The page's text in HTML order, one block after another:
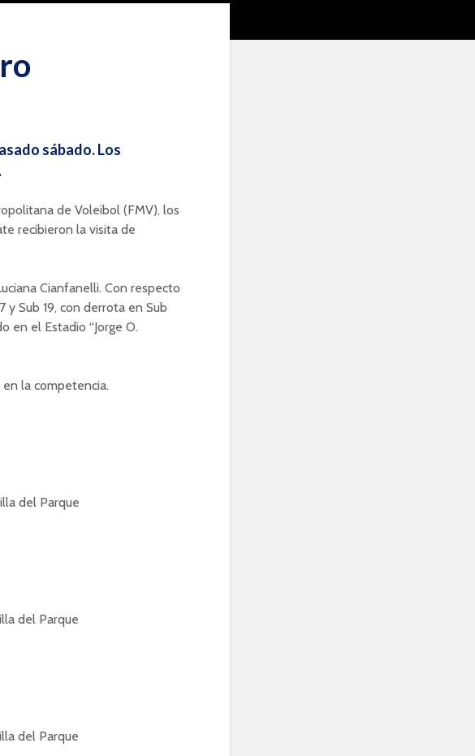
sábado. Los
de Voleibol (FMV), los
recibieron la visita de
Cianfanelli. Con respecto
y Sub 19, con derrota en Sub
en el Estadio “Jorge O.
la competencia.
del Parque
del Parque
del Parque